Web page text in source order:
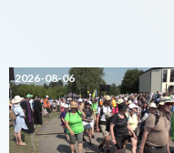
2026-08-06